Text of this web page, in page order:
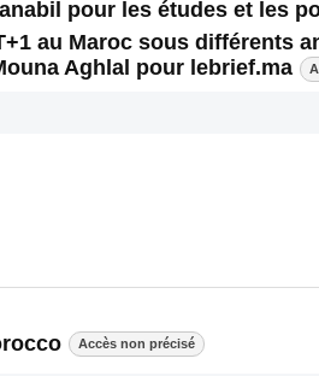
pour les études et les
au Maroc sous différents
Aghlal pour lebrief.ma
Accès non précisé